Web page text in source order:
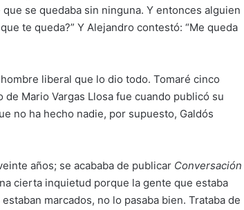
se quedaba sin ninguna. Y entonces alguien
te queda?” Y Alejandro contestó: “Me queda
liberal que lo dio todo. Tomaré cinco
Mario Vargas Llosa fue cuando publicó su
no ha hecho nadie, por supuesto, Galdós
años; se acababa de publicar Conversación
cierta inquietud porque la gente que estaba
marcados, no lo pasaba bien. Trataba de